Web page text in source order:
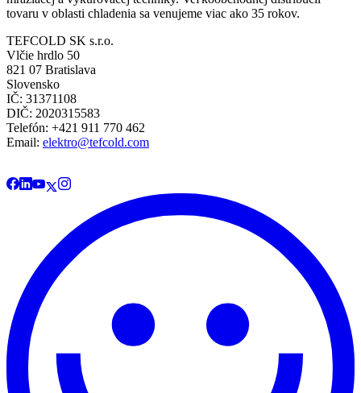
tovaru v oblasti chladenia sa venujeme viac ako 35 rokov.
TEFCOLD SK s.r.o.
Vlčie hrdlo 50
821 07 Bratislava
Slovensko
IČ: 31371108
DIČ: 2020315583
Telefón: +421 911 770 462
Email: elektro@tefcold.com